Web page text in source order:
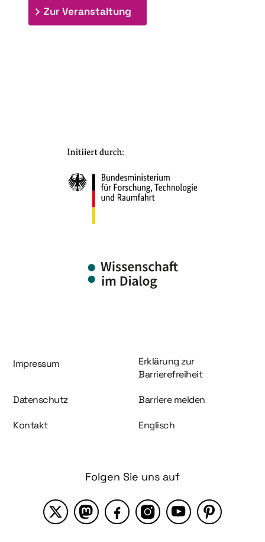
Zur Veranstaltung
Information und Service
Impressum
Erklärung zur
Barrierefreiheit
Datenschutz Barriere melden
Kontakt Englisch
Folgen Sie uns auf